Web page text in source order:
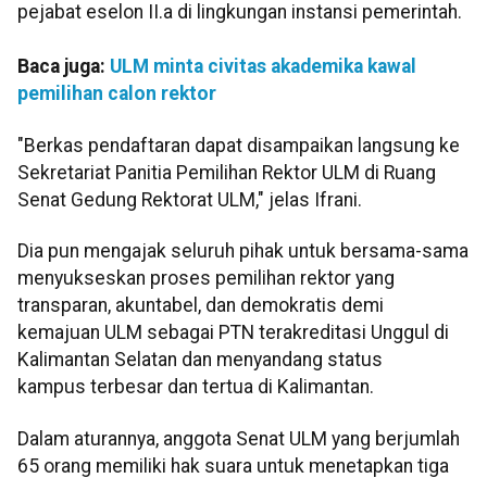
pejabat eselon II.a di lingkungan instansi pemerintah.
Baca juga: ULM minta civitas akademika kawal
pemilihan calon rektor
"Berkas pendaftaran dapat disampaikan langsung ke
Sekretariat Panitia Pemilihan Rektor ULM di Ruang
Senat Gedung Rektorat ULM," jelas Ifrani.
Dia pun mengajak seluruh pihak untuk bersama-sama
menyukseskan proses pemilihan rektor yang
transparan, akuntabel, dan demokratis demi
kemajuan ULM sebagai PTN terakreditasi Unggul di
Kalimantan Selatan dan menyandang status
kampus terbesar dan tertua di Kalimantan.
Dalam aturannya, anggota Senat ULM yang berjumlah
65 orang memiliki hak suara untuk menetapkan tiga